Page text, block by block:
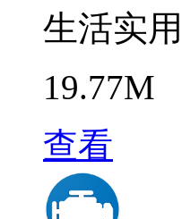
生活实用
19.77M
查看